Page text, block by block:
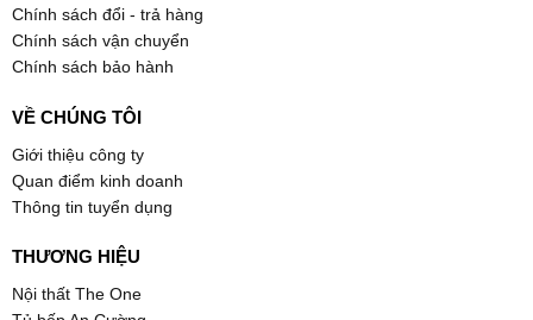
Chính sách đổi - trả hàng
Chính sách vận chuyển
Chính sách bảo hành
VỀ CHÚNG TÔI
Giới thiệu công ty
Quan điểm kinh doanh
Thông tin tuyển dụng
THƯƠNG HIỆU
Nội thất The One